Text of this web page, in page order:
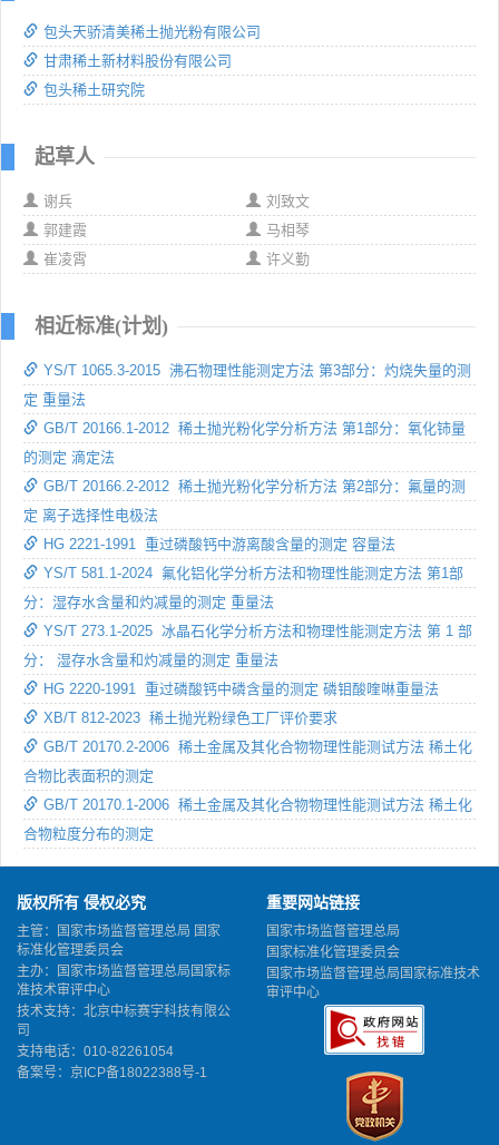
包头天骄清美稀土抛光粉有限公司
甘肃稀土新材料股份有限公司
包头稀土研究院
起草人
谢兵
刘致文
郭建霞
马相琴
崔凌霄
许义勤
相近标准(计划)
YS/T 1065.3-2015 沸石物理性能测定方法 第3部分：灼烧失量的测
定 重量法
GB/T 20166.1-2012 稀土抛光粉化学分析方法 第1部分：氧化铈量
的测定 滴定法
GB/T 20166.2-2012 稀土抛光粉化学分析方法 第2部分：氟量的测
定 离子选择性电极法
HG 2221-1991 重过磷酸钙中游离酸含量的测定 容量法
YS/T 581.1-2024 氟化铝化学分析方法和物理性能测定方法 第1部
分：湿存水含量和灼减量的测定 重量法
YS/T 273.1-2025 冰晶石化学分析方法和物理性能测定方法 第 1 部
分： 湿存水含量和灼减量的测定 重量法
HG 2220-1991 重过磷酸钙中磷含量的测定 磷钼酸喹啉重量法
XB/T 812-2023 稀土抛光粉绿色工厂评价要求
GB/T 20170.2-2006 稀土金属及其化合物物理性能测试方法 稀土化
合物比表面积的测定
GB/T 20170.1-2006 稀土金属及其化合物物理性能测试方法 稀土化
合物粒度分布的测定
版权所有 侵权必究
主管：国家市场监督管理总局 国家
标准化管理委员会
主办：国家市场监督管理总局国家标
准技术审评中心
技术支持：北京中标赛宇科技有限公
司
支持电话：010-82261054
备案号： 京ICP备18022388号-1
重要网站链接
国家市场监督管理总局
国家标准化管理委员会
国家市场监督管理总局国家标准技术
审评中心